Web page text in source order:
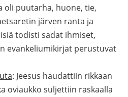
oli puutarha, huone, tie,
järven ranta ja
todisti sadat ihmiset,
evankeliumikirjat perustuvat
: Jeesus haudattiin rikkaan
oviaukko suljettiin raskaalla